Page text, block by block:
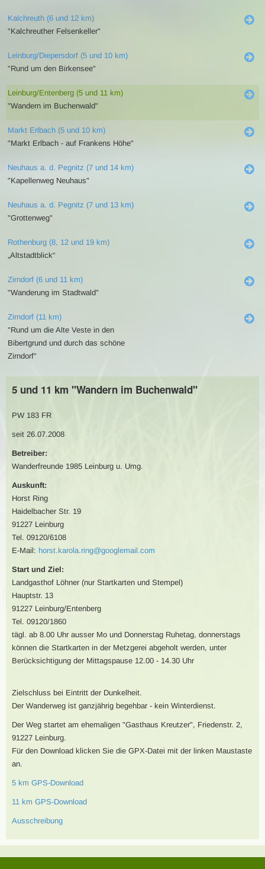
Kalchreuth (6 und 12 km)
"Kalchreuther Felsenkeller"
Leinburg/Diepersdorf (5 und 10 km)
"Rund um den Birkensee"
Leinburg/Entenberg (5 und 11 km)
"Wandern im Buchenwald"
Markt Erlbach (5 und 10 km)
"Markt Erlbach - auf Frankens Höhe"
Neuhaus a. d. Pegnitz (7 und 14 km)
"Kapellenweg Neuhaus"
Neuhaus a. d. Pegnitz (7 und 13 km)
"Grottenweg"
Rothenburg (8, 12 und 19 km)
„Altstadtblick“
Zirndorf (6 und 11 km)
"Wanderung im Stadtwald"
Zirndorf (11 km)
"Rund um die Alte Veste in den
Bibertgrund und durch das schöne
Zirndorf"
5 und 11 km "Wandern im Buchenwald"
PW 183 FR
seit 26.07.2008
Betreiber:
Wanderfreunde 1985 Leinburg u. Umg.
Auskunft:
Horst Ring
Haidelbacher Str. 19
91227 Leinburg
Tel. 09120/6108
E-Mail: horst.karola.ring@googlemail.com
Start und Ziel:
Landgasthof Löhner (nur Startkarten und Stempel)
Hauptstr. 13
91227 Leinburg/Entenberg
Tel. 09120/1860
tägl. ab 8.00 Uhr ausser Mo und Donnerstag Ruhetag, donnerstags
können die Startkarten in der Metzgerei abgeholt werden, unter
Berücksichtigung der Mittagspause 12.00 - 14.30 Uhr
Zielschluss bei Eintritt der Dunkelheit.
Der Wanderweg ist ganzjährig begehbar - kein Winterdienst.
Der Weg startet am ehemaligen "Gasthaus Kreutzer", Friedenstr. 2,
91227 Leinburg.
Für den Download klicken Sie die GPX-Datei mit der linken Maustaste
an.
5 km GPS-Download
11 km GPS-Download
Ausschreibung